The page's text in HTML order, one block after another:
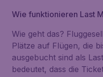
Wie funktionieren Last
Wie geht das?
Plätze auf Flügen, die
ausgebucht sind als
bedeutet, dass die